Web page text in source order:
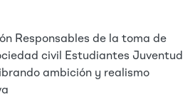
Responsables de la toma de
civil Estudiantes Juventud
ambición y realismo